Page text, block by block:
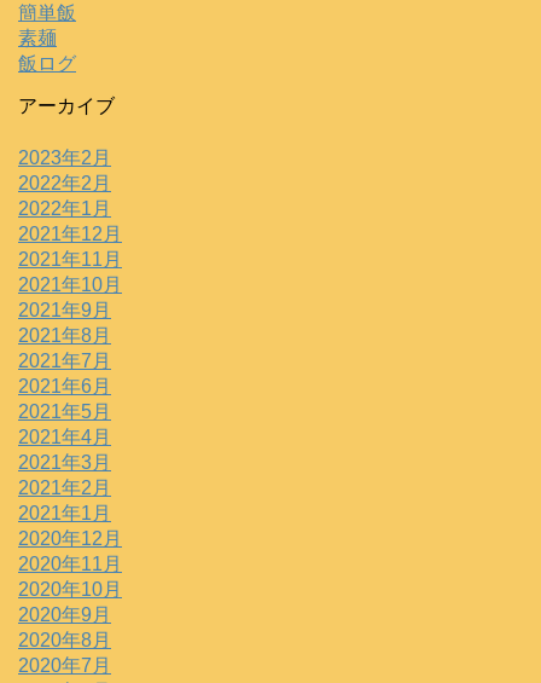
簡単飯
素麺
飯ログ
アーカイブ
2023年2月
2022年2月
2022年1月
2021年12月
2021年11月
2021年10月
2021年9月
2021年8月
2021年7月
2021年6月
2021年5月
2021年4月
2021年3月
2021年2月
2021年1月
2020年12月
2020年11月
2020年10月
2020年9月
2020年8月
2020年7月